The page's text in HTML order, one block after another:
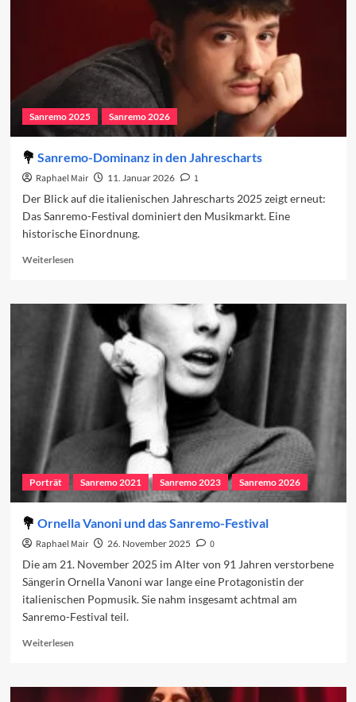
Sanremo 2025 Sanremo 2026
Sanremo-Dominanz in den Jahrescharts
Raphael Mair 11. Januar 2026
1
Der Blick auf die italienischen Jahrescharts 2025 zeigt erneut:
Das Sanremo-Festival dominiert den Musikmarkt. Eine
historische Einordnung.
WeiterlesenRead
Sanremo-
Dominanz
Jahrescharts
Porträt Sanremo 2021 Sanremo 2023 Sanremo 2026
Ornella Vanoni und das Sanremo-Festival
Raphael Mair 26. November 2025
0
Die am 21. November 2025 im Alter von 91 Jahren verstorbene
Sängerin Ornella Vanoni war lange eine Protagonistin der
italienischen Popmusik. Sie nahm insgesamt achtmal am
Sanremo-Festival teil.
WeiterlesenRead
Ornella